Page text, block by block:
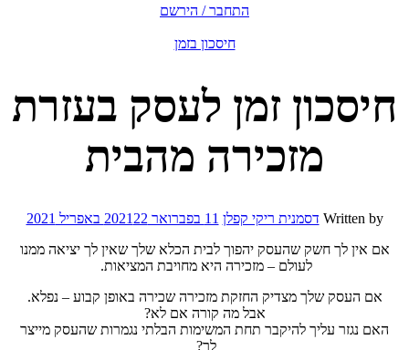
התחבר / הירשם
חיסכון בזמן
חיסכון זמן לעסק בעזרת
מזכירה מהבית
Written by דסמנית ריקי קפלן 11 בפברואר 2021
22 באפריל 2021
אם אין לך חשק שהעסק יהפוך לבית הכלא שלך שאין לך יציאה ממנו
לעולם – מזכירה היא מחויבת המציאות.
אם העסק שלך מצדיק החזקת מזכירה שכירה באופן קבוע – נפלא.
אבל מה קורה אם לא?
האם נגזר עליך להיקבר תחת המשימות הבלתי נגמרות שהעסק מייצר
לך?